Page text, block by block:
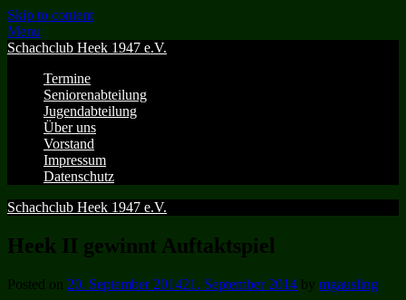
Skip to content
Menu
Schachclub Heek 1947 e.V.
Termine
Seniorenabteilung
Jugendabteilung
Über uns
Vorstand
Impressum
Datenschutz
Schachclub Heek 1947 e.V.
Heek II gewinnt Auftaktspiel
Posted on 20. September 201421. September 2014 by mgausling